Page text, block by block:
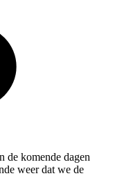
de komende dagen
weer dat we de